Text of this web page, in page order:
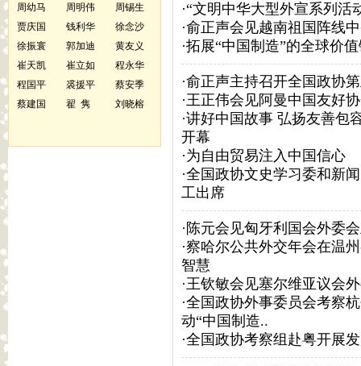
周幼马
周明伟
周锡生
贾庆国
钱利华
徐念沙
徐振寰
郭加迪
黄友义
崔天凯
崔立如
程永华
程国平
裘援平
蔡安季
蔡建国
翟 隽 刘晓榕
·“文明中华大型外宣系列活
·俞正声会见越南祖国阵线
·拓展“中国制造”的全球价
·俞正声主持召开全国政协
·王正伟会见阿曼中国友好
·讲好中国故事 弘扬友善包
开幕
·为自由贸易注入中国信心
·全国政协文史学习委和新
工出席
· 陈元会见匈牙利国会外委
·察哈尔公共外交年会在温
智慧
·王钦敏会见塞尔维亚议会
·全国政协外事委员会考察
动“中国制造..
·全国政协考察组赴粤开展